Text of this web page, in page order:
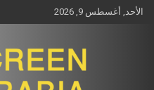
الأحد, أغسطس 9, 2026